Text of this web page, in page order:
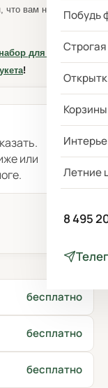
Побудь
Летние
8 495
вам не придётся
набор для сборки
!
или
бесплатно
бесплатно
бесплатно